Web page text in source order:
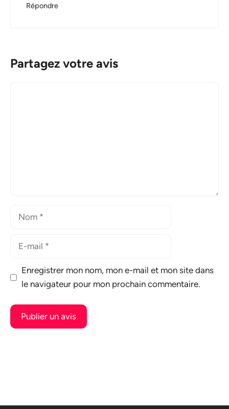
Répondre
Partagez votre avis
Nom
Enregistrer mon nom, mon e-mail et mon site dans
le navigateur pour mon prochain commentaire.